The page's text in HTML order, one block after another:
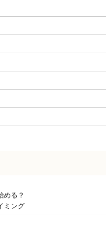
める？
ミング